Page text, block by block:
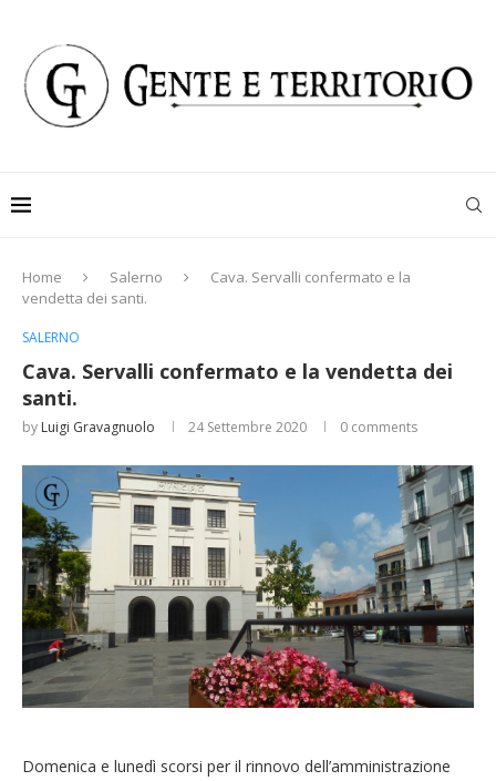
Home Salerno
Cava. Servalli confermato e la
vendetta dei santi.
SALERNO
Cava. Servalli confermato e la vendetta dei
santi.
by Luigi Gravagnuolo 24 Settembre 2020 0 comments
Domenica e lunedì scorsi per il rinnovo dell’amministrazione